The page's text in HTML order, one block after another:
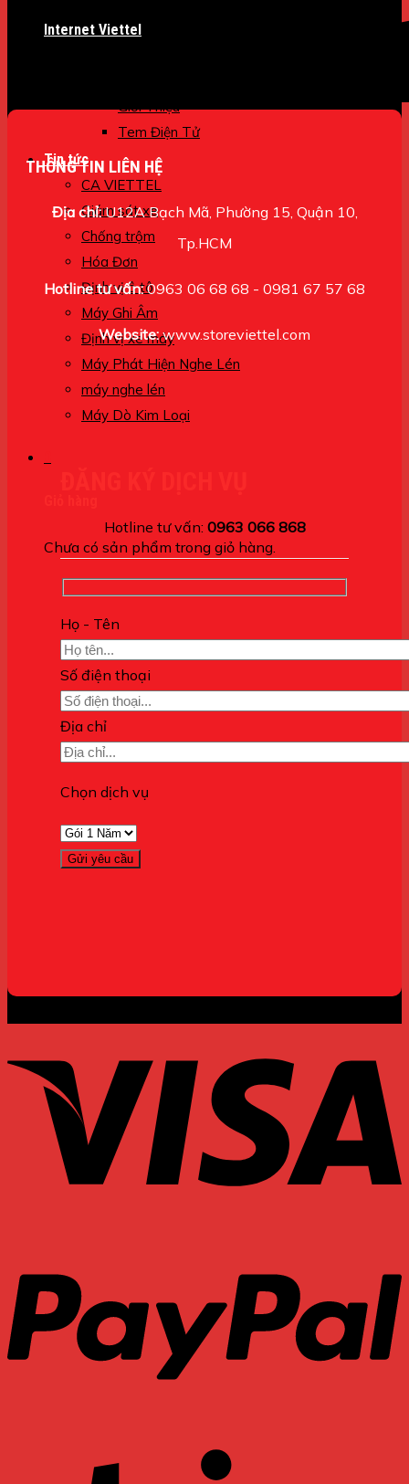
Internet Viettel
Giới Thiệu
Tem Điện Tử
Tin tức
CA VIETTEL
Giám sát xe
Chống trộm
Hóa Đơn
Định vị ô tô
Máy Ghi Âm
Định vị xe máy
Máy Phát Hiện Nghe Lén
máy nghe lén
Máy Dò Kim Loại
Chưa có sản phẩm trong giỏ hàng.
THÔNG TIN LIÊN HỆ
Địa chỉ:U12A Bạch Mã, Phường 15, Quận 10,
Tp.HCM
Hotline tư vấn:0963 06 68 68 - 0981 67 57 68
Website:www.storeviettel.com
Hotline tư vấn: 0963 066 868
Họ - Tên
Số điện thoại
Địa chỉ
Chọn dịch vụ